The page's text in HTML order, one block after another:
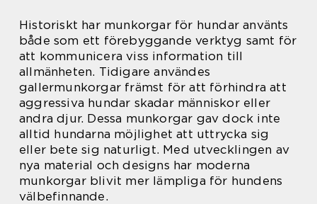
Historiskt har munkorgar för hundar använts
både som ett förebyggande verktyg samt för
att kommunicera viss information till
allmänheten. Tidigare användes
gallermunkorgar främst för att förhindra att
aggressiva hundar skadar människor eller
andra djur. Dessa munkorgar gav dock inte
alltid hundarna möjlighet att uttrycka sig
eller bete sig naturligt. Med utvecklingen av
nya material och designs har moderna
munkorgar blivit mer lämpliga för hundens
välbefinnande.